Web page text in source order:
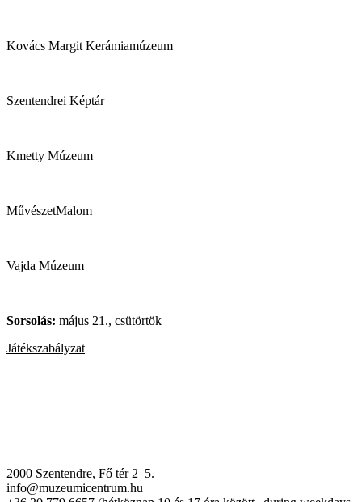
Kovács Margit Kerámiamúzeum
Szentendrei Képtár
Kmetty Múzeum
MűvészetMalom
Vajda Múzeum
Sorsolás: május 21., csütörtök
Játékszabályzat
2000 Szentendre, Fő tér 2–5.
info@muzeumicentrum.hu